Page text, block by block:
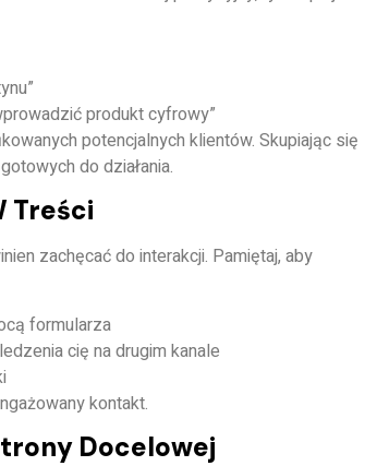
produkt cyfrowy”
potencjalnych klientów. Skupiając się
do działania.
Treści
zachęcać do interakcji. Pamiętaj, aby
formularza
cię na drugim kanale
kontakt.
Docelowej